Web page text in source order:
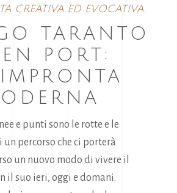
CREATIVA ED EVOCATIVA.
TARANTO
PORT:
e punti sono le rotte e le
percorso che ci porterà
un nuovo modo di vivere il
il suo ieri, oggi e domani.